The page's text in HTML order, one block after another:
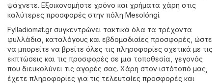
ψάχνετε. Εξοικονομήστε χρόνο και χρήματα χάρη στις
καλύτερες προσφορές στην πόλη Mesolóngi.
Fylladiomat.gr συγκεντρώνει τακτικά όλα τα τρέχοντα
φυλλάδια, καταλόγους και εβδομαδιαίες προσφορές, ώστε
να μπορείτε να βρείτε όλες τις πληροφορίες σχετικά με τις
εκπτώσεις και τις προσφορές σε μια τοποθεσία, γεγονός
που διευκολύνει τις αγορές σας. Χάρη στον ιστότοπό μας,
έχετε πληροφορίες για τις τελευταίες προσφορές και